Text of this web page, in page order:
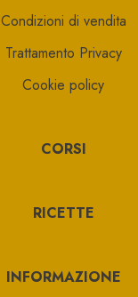
Condizioni di vendita
Trattamento Privacy
Cookie policy
CORSI
RICETTE
INFORMAZIONE